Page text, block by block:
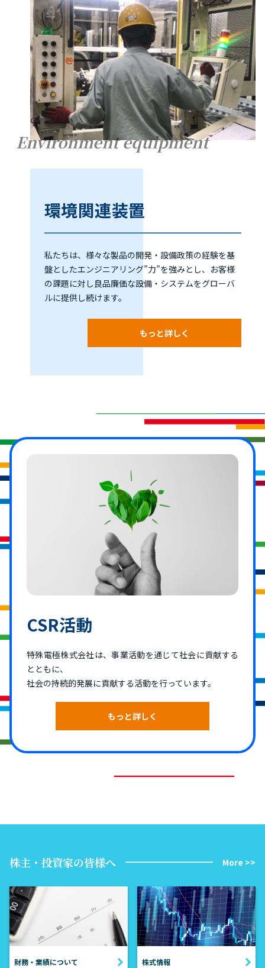
Environment equipment
環境関連装置
私たちは、様々な製品の開発・設備政策の経験を基
盤としたエンジニアリング”力”を強みとし、お客様
の課題に対し良品廉価な設備・システムをグローバ
ルに提供し続けます。
もっと詳しく
CSR活動
特殊電極株式会社は、事業活動を通じて社会に貢献する
とともに、
社会の持続的発展に貢献する活動を行っています。
もっと詳しく
株主・投資家の皆様へ More >>
財務・業績について 株式情報